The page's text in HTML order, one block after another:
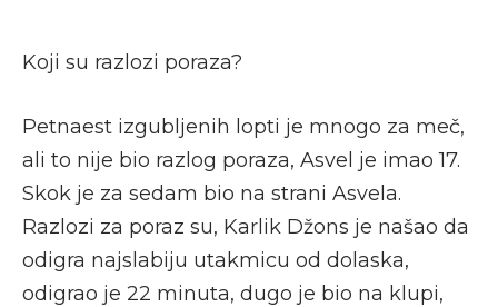
Koji su razlozi poraza?
Petnaest izgubljenih lopti je mnogo za meč,
ali to nije bio razlog poraza, Asvel je imao 17.
Skok je za sedam bio na strani Asvela.
Razlozi za poraz su, Karlik Džons je našao da
odigra najslabiju utakmicu od dolaska,
odigrao je 22 minuta, dugo je bio na klupi,